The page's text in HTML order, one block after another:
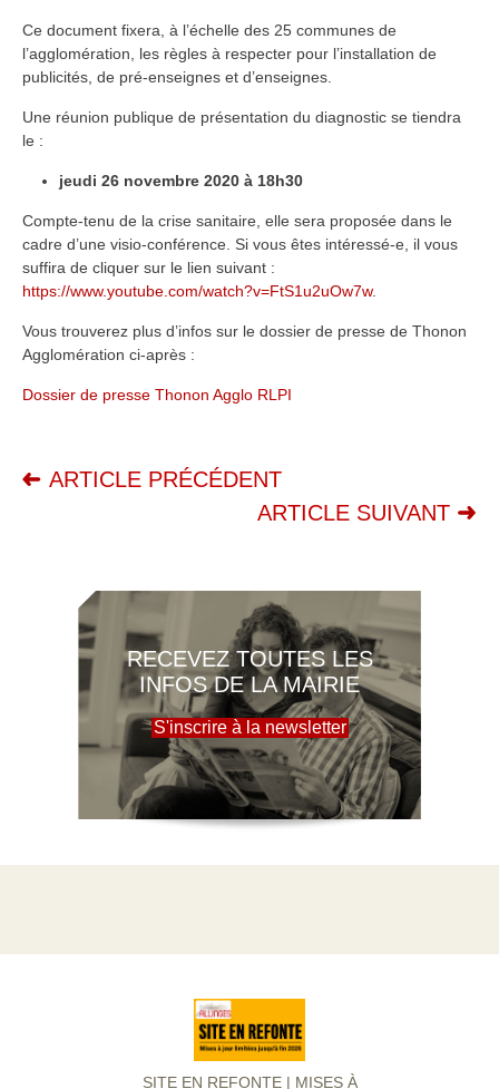
Ce document fixera, à l’échelle des 25 communes de
l’agglomération, les règles à respecter pour l’installation de
publicités, de pré-enseignes et d’enseignes.
Une réunion publique de présentation du diagnostic se tiendra
le :
jeudi 26 novembre 2020 à 18h30
Compte-tenu de la crise sanitaire, elle sera proposée dans le
cadre d’une visio-conférence. Si vous êtes intéressé-e, il vous
suffira de cliquer sur le lien suivant :
https://www.youtube.com/watch?v=FtS1u2uOw7w.
Vous trouverez plus d’infos sur le dossier de presse de Thonon
Agglomération ci-après :
Dossier de presse Thonon Agglo RLPI
ARTICLE PRÉCÉDENT
ARTICLE SUIVANT
RECEVEZ TOUTES LES
INFOS DE LA MAIRIE
S'inscrire à la newsletter
SITE EN REFONTE | MISES À